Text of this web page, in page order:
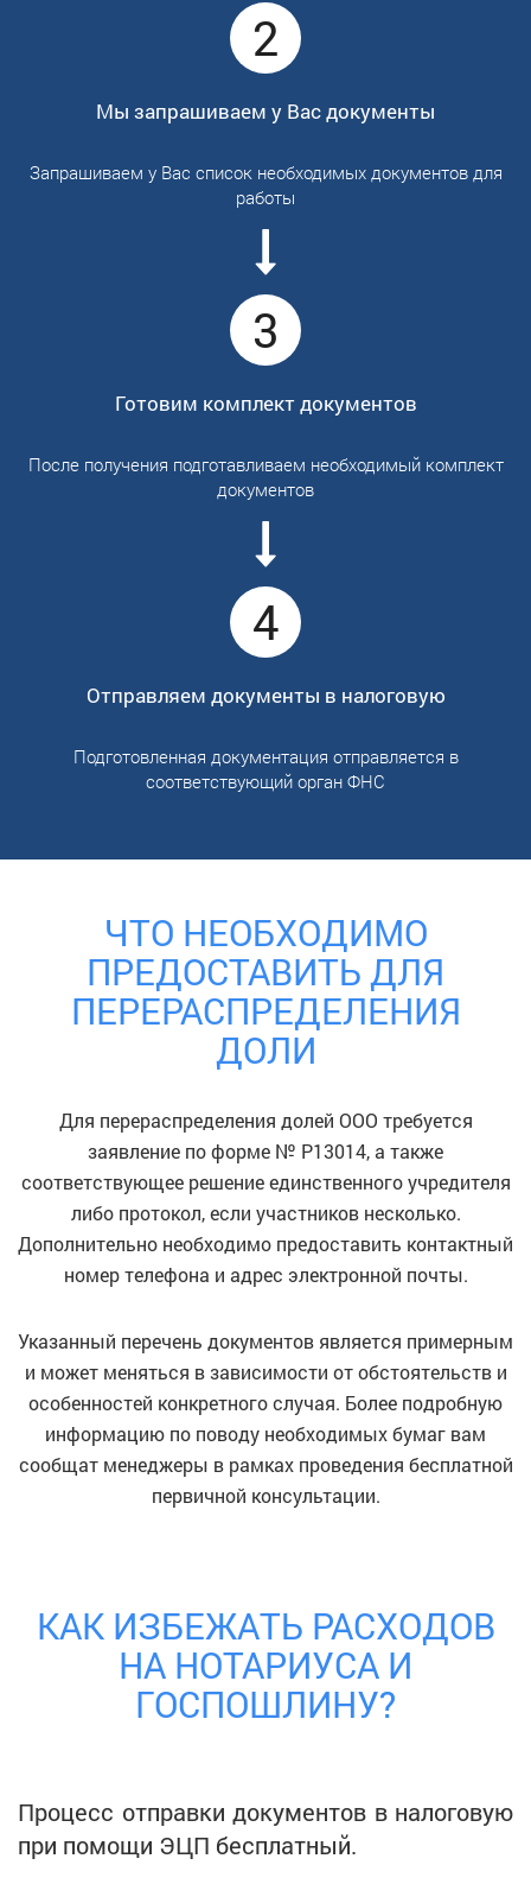
2
Мы запрашиваем у Вас документы
Запрашиваем у Вас список необходимых документов для
работы
3
Готовим комплект документов
После получения подготавливаем необходимый комплект
документов
4
Отправляем документы в налоговую
Подготовленная документация отправляется в
соответствующий орган ФНС
ЧТО НЕОБХОДИМО
ПРЕДОСТАВИТЬ ДЛЯ
ПЕРЕРАСПРЕДЕЛЕНИЯ
ДОЛИ
Для перераспределения долей ООО требуется
заявление по форме № Р13014, а также
соответствующее решение единственного учредителя
либо протокол, если участников несколько.
Дополнительно необходимо предоставить контактный
номер телефона и адрес электронной почты.
Указанный перечень документов является примерным
и может меняться в зависимости от обстоятельств и
особенностей конкретного случая. Более подробную
информацию по поводу необходимых бумаг вам
сообщат менеджеры в рамках проведения бесплатной
первичной консультации.
КАК ИЗБЕЖАТЬ РАСХОДОВ
НА НОТАРИУСА И
ГОСПОШЛИНУ?
Процесс отправки документов в налоговую
при помощи ЭЦП бесплатный.